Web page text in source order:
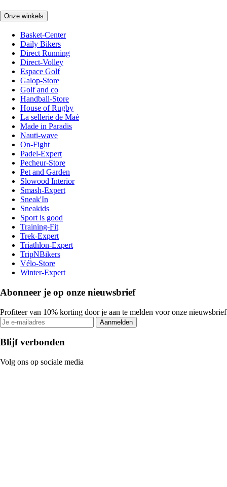
Onze winkels
Basket-Center
Daily Bikers
Direct Running
Direct-Volley
Espace Golf
Galop-Store
Golf and co
Handball-Store
House of Rugby
La sellerie de Maé
Made in Paradis
Nauti-wave
On-Fight
Padel-Expert
Pecheur-Store
Pet and Garden
Slowood Interior
Smash-Expert
Sneak'In
Sneakids
Sport is good
Training-Fit
Trek-Expert
Triathlon-Expert
TripNBikers
Vélo-Store
Winter-Expert
Abonneer je op onze nieuwsbrief
Profiteer van 10% korting door je aan te melden voor onze nieuwsbrief
Aanmelden
Blijf verbonden
Volg ons op sociale media